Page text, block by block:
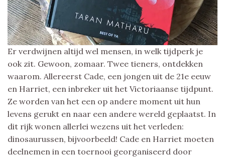
Er verdwijnen altijd wel mensen, in welk tijdperk je
ook zit. Gewoon, zomaar. Twee tieners, ontdekken
waarom. Allereerst Cade, een jongen uit de 21e eeuw
en Harriet, een inbreker uit het Victoriaanse tijdpunt.
Ze worden van het een op andere moment uit hun
levens gerukt en naar een andere wereld geplaatst. In
dit rijk wonen allerlei wezens uit het verleden:
dinosaurussen, bijvoorbeeld! Cade en Harriet moeten
deelnemen in een toernooi georganiseerd door